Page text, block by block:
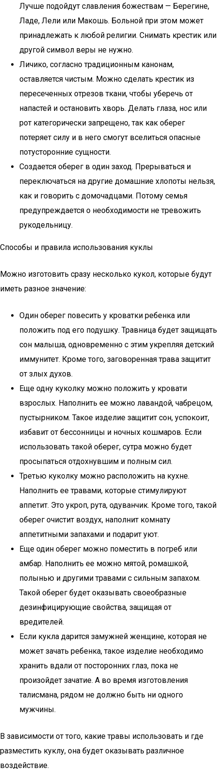
Лучше подойдут славления божествам — Берегине,
Ладе, Лели или Макошь. Больной при этом может
принадлежать к любой религии. Снимать крестик или
другой символ веры не нужно.
Личико, согласно традиционным канонам,
оставляется чистым. Можно сделать крестик из
пересеченных отрезов ткани, чтобы уберечь от
напастей и остановить хворь. Делать глаза, нос или
рот категорически запрещено, так как оберег
потеряет силу и в него смогут вселиться опасные
потусторонние сущности.
Создается оберег в один заход. Прерываться и
переключаться на другие домашние хлопоты нельзя,
как и говорить с домочадцами. Потому семья
предупреждается о необходимости не тревожить
рукодельницу.
Способы и правила использования куклы
Можно изготовить сразу несколько кукол, которые будут
иметь разное значение:
Один оберег повесить у кроватки ребенка или
положить под его подушку. Травница будет защищать
сон малыша, одновременно с этим укрепляя детский
иммунитет. Кроме того, заговоренная трава защитит
от злых духов.
Еще одну куколку можно положить у кровати
взрослых. Наполнить ее можно лавандой, чабрецом,
пустырником. Такое изделие защитит сон, успокоит,
избавит от бессонницы и ночных кошмаров. Если
использовать такой оберег, сутра можно будет
просыпаться отдохнувшим и полным сил.
Третью куколку можно расположить на кухне.
Наполнить ее травами, которые стимулируют
аппетит. Это укроп, рута, одуванчик. Кроме того, такой
оберег очистит воздух, наполнит комнату
аппетитными запахами и подарит уют.
Еще один оберег можно поместить в погреб или
амбар. Наполнить ее можно мятой, ромашкой,
полынью и другими травами с сильным запахом.
Такой оберег будет оказывать своеобразные
дезинфицирующие свойства, защищая от
вредителей.
Если кукла дарится замужней женщине, которая не
может зачать ребенка, такое изделие необходимо
хранить вдали от посторонних глаз, пока не
произойдет зачатие. А во время изготовления
талисмана, рядом не должно быть ни одного
мужчины.
В зависимости от того, какие травы использовать и где
разместить куклу, она будет оказывать различное
воздействие.